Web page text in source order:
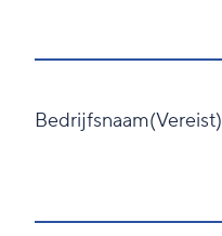
Bedrijfsnaam(Vereist)